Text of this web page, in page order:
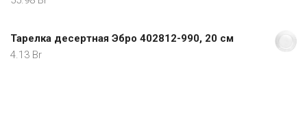
Тарелка десертная Эбро 402812-990, 20 см
4.13 Br